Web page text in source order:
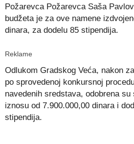
Požarevca Požarevca Saša
budžeta je za ove namene
dinara, za dodelu 85 stipendija.
Reklame
Odlukom Gradskog Veća, nakon
po sprovedenoj konkursnoj
navedenih sredstava, odobrena
iznosu od 7.900.000,00 dinara i
stipendija.